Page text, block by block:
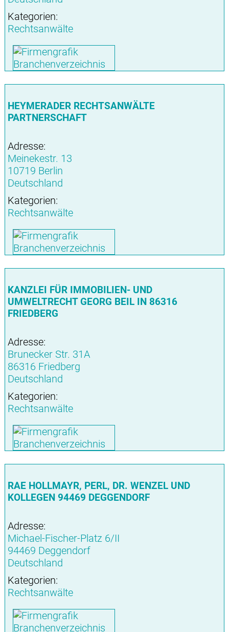
Kategorien:
Rechtsanwälte
HEYMERADER RECHTSANWÄLTE
PARTNERSCHAFT
Adresse:
Meinekestr. 13
10719 Berlin
Deutschland
Kategorien:
Rechtsanwälte
KANZLEI FÜR IMMOBILIEN- UND
UMWELTRECHT GEORG BEIL IN 86316
FRIEDBERG
Adresse:
Brunecker Str. 31A
86316 Friedberg
Deutschland
Kategorien:
Rechtsanwälte
RAE HOLLMAYR, PERL, DR. WENZEL UND
KOLLEGEN 94469 DEGGENDORF
Adresse:
Michael-Fischer-Platz 6/II
94469 Deggendorf
Deutschland
Kategorien:
Rechtsanwälte